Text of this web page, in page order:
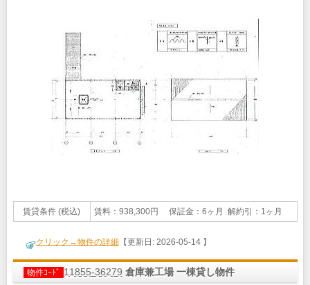
賃貸条件 (税込) 賃料：938,300円 保証金：6ヶ月 解約引：1ヶ月
クリック→物件の詳細 【更新日: 2026-05-14 】
物件ｺｰﾄﾞ 11855-36279 倉庫兼工場 一棟貸し物件